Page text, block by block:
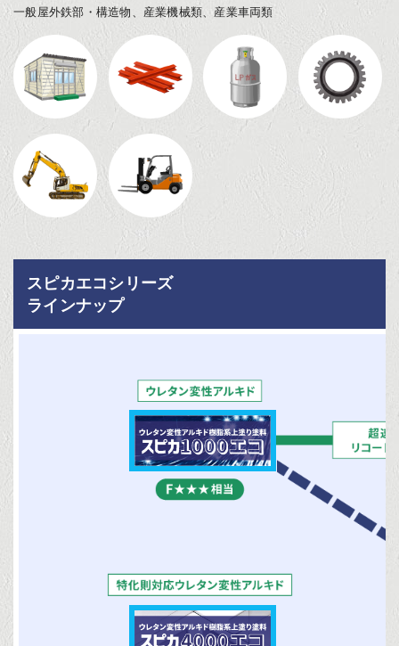
一般屋外鉄部・構造物、産業機械類、産業車両類
スピカエコシリーズ
ラインナップ